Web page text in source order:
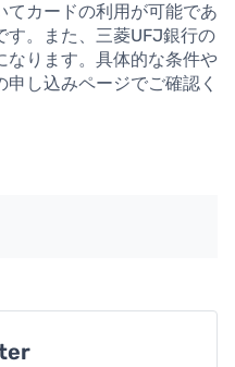
てカードの利用が可能であ
す。また、三菱UFJ銀行の
なります。具体的な条件や
し込みページでご確認く